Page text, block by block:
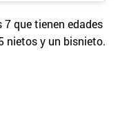
que tienen edades
nietos y un bisnieto.